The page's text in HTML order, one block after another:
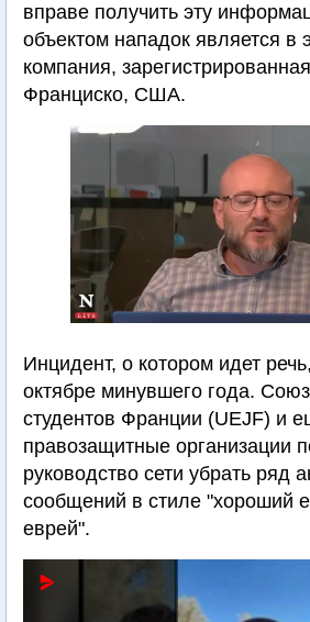
вправе получить эту
объектом нападок является в
компания,
Франциско, США.
Инцидент, о котором идет
октябре минувшего года.
студентов Франции (UEJF) и
правозащитные организации
руководство сети убрать ряд
сообщений в стиле "хороший
еврей".